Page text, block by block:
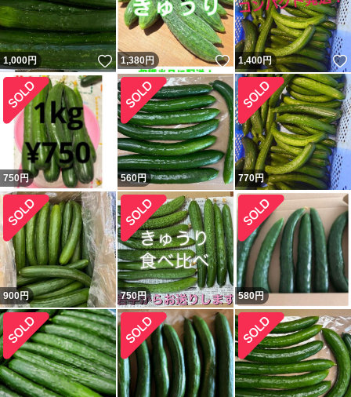
1,000円 いいね！
1,380円 いいね！
1,400円
750円 560円 770円
900円 750円 580円